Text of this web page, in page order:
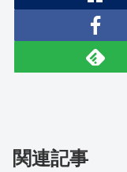
関連記事